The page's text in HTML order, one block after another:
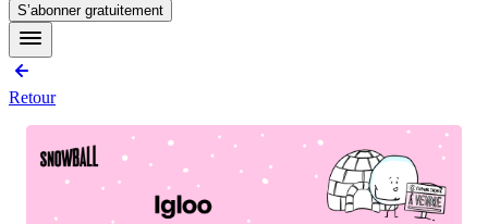
S’abonner gratuitement
Retour